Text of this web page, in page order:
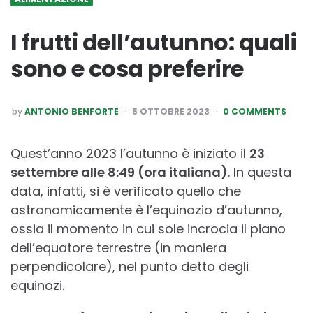
I frutti dell’autunno: quali
sono e cosa preferire
POSTED
BY
byANTONIO BENFORTE 5 OTTOBRE 2023 0 COMMENTS
Quest’anno 2023 l’autunno è iniziato il 23
settembre alle 8:49 (ora italiana). In questa
data, infatti, si è verificato quello che
astronomicamente è l’equinozio d’autunno,
ossia il momento in cui sole incrocia il piano
dell’equatore terrestre (in maniera
perpendicolare), nel punto detto degli
equinozi.